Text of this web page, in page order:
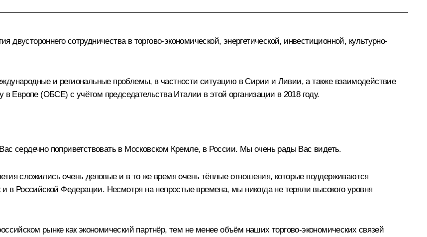
сотрудничества в торгово-экономической, энергетической, инвестиционной, культурно-
и региональные проблемы, в частности ситуацию в Сирии и Ливии, а также взаимодействие
в Европе (ОБСЕ) с учётом председательства Италии в этой организации в 2018 году.
сердечно поприветствовать в Московском Кремле, в России. Мы очень рады Вас видеть.
сложились очень деловые и в то же время очень тёплые отношения, которые поддерживаются
в Российской Федерации. Несмотря на непростые времена, мы никогда не теряли высокого уровня
рынке как экономический партнёр, тем не менее объём наших торгово-экономических связей